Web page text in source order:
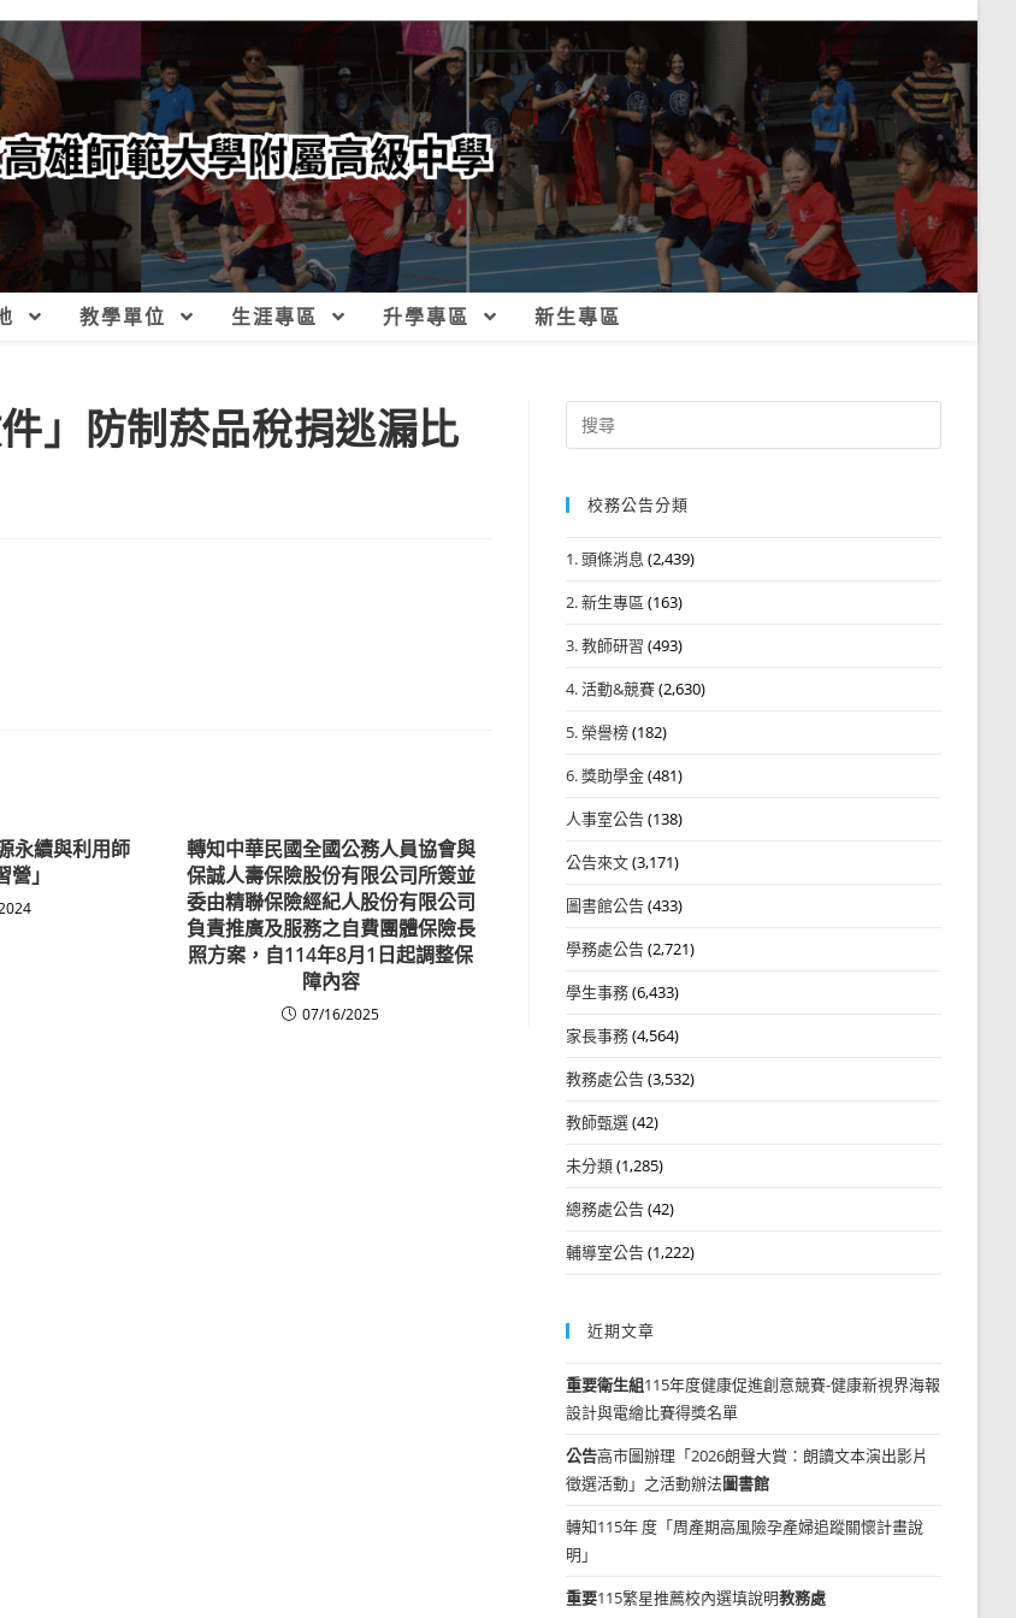
教學單位 生涯專區 升學專區 新生專區
」防制菸品稅捐逃漏比
永續與利用師
」
轉知中華民國全國公務人員協會與
保誠人壽保險股份有限公司所簽並
委由精聯保險經紀人股份有限公司
負責推廣及服務之自費團體保險長
照方案，自114年8月1日起調整保
障內容
07/16/2025
Search
for:
校務公告分類
1. 頭條消息 (2,439)
2. 新生專區 (163)
3. 教師研習 (493)
4. 活動&競賽(2,630)
5. 榮譽榜(182)
6. 獎助學金(481)
人事室公告(138)
公告來文(3,171)
圖書館公告(433)
學務處公告(2,721)
學生事務(6,433)
家長事務(4,564)
教務處公告(3,532)
教師甄選(42)
未分類(1,285)
總務處公告(42)
輔導室公告(1,222)
近期文章
重要衛生組115年度健康促進創意競賽-健康新視界海報
設計與電繪比賽得獎名單
公告高市圖辦理「2026朗聲大賞：朗讀文本演出影片
徵選活動」之活動辦法圖書館
轉知115年 度「周產期高風險孕產婦追蹤關懷計畫說
明」
重要115繁星推薦校內選填說明教務處